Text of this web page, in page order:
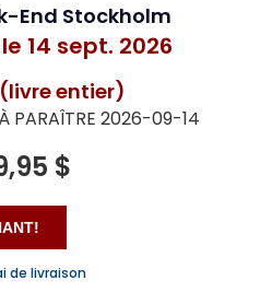
End Stockholm
14 sept. 2026
entier)
PARAÎTRE 2026-09-14
$
de livraison